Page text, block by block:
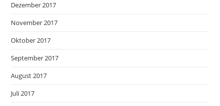
Dezember 2017
November 2017
Oktober 2017
September 2017
August 2017
Juli 2017